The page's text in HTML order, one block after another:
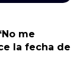
me
la fecha de